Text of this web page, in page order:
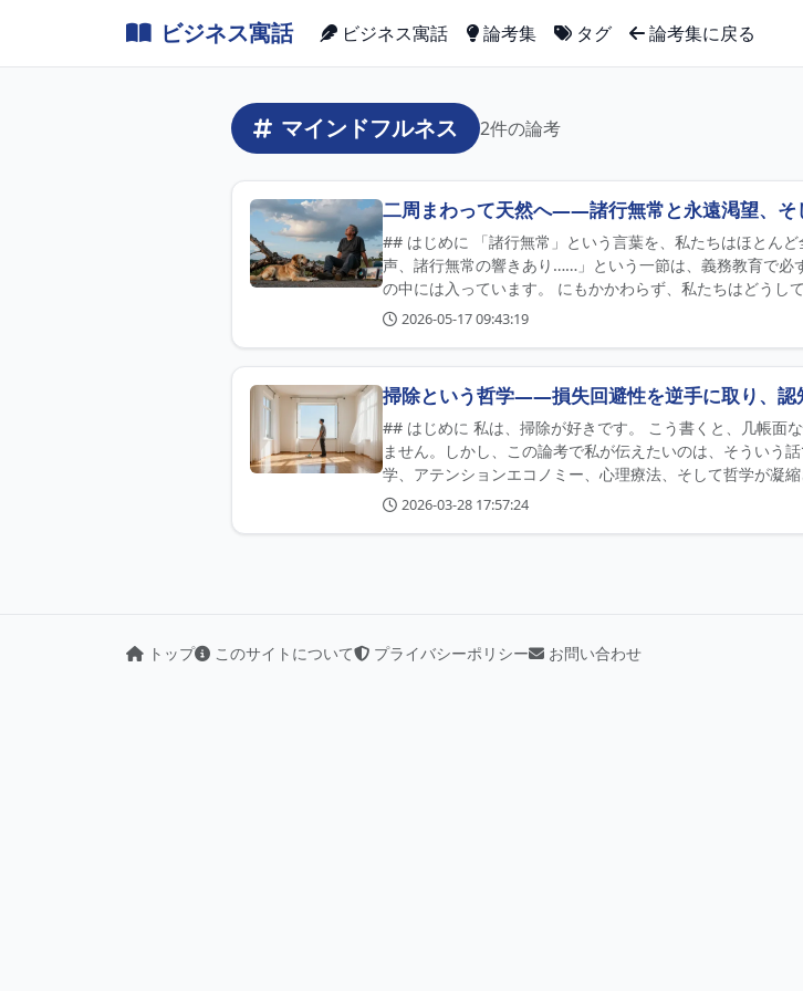
ビジネス寓話 ビジネス寓話 論考集 タグ 論考集に戻る
マインドフルネス 2件の論考
二周まわって天然へ——諸行無常と永遠渇望、そ
## はじめに 「諸行無常」という言葉を、私たちはほとん
声、諸行無常の響きあり……」という一節は、義務教育で
の中には入っています。 にもかかわらず、私たちはどうし
2026-05-17 09:43:19
掃除という哲学——損失回避性を逆手に取り、認
## はじめに 私は、掃除が好きです。 こう書くと、几帳面
ません。しかし、この論考で私が伝えたいのは、そういう
学、アテンションエコノミー、心理療法、そして哲学が凝
2026-03-28 17:57:24
トップ このサイトについて プライバシーポリシー お問い合わせ